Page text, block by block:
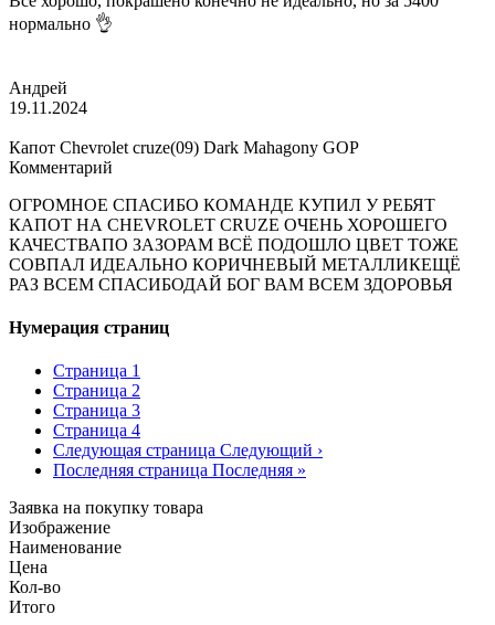
нормально 👌
Андрей
19.11.2024
Капот Chevrolet cruze(09) Dark Mahagony GOP
Комментарий
ОГРОМНОЕ СПАСИБО КОМАНДЕ КУПИЛ У РЕБЯТ
КАПОТ НА CHEVROLET CRUZE ОЧЕНЬ ХОРОШЕГО
КАЧЕСТВАПО ЗАЗОРАМ ВСЁ ПОДОШЛО ЦВЕТ ТОЖЕ
СОВПАЛ ИДЕАЛЬНО КОРИЧНЕВЫЙ МЕТАЛЛИКЕЩЁ
РАЗ ВСЕМ СПАСИБОДАЙ БОГ ВАМ ВСЕМ ЗДОРОВЬЯ
Нумерация страниц
Страница 1
Страница 2
Страница 3
Страница 4
Следующая страница Следующий ›
Последняя страница Последняя »
Заявка на покупку товара
Изображение
Наименование
Цена
Кол-во
Итого